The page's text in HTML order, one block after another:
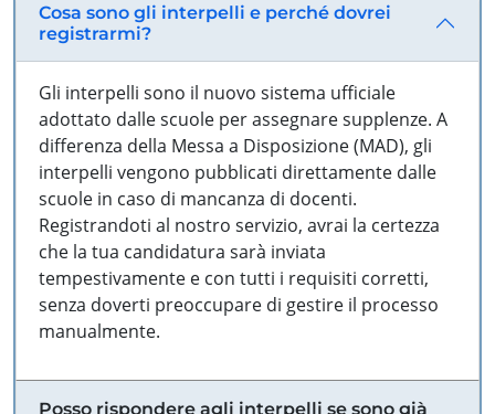
Cosa sono gli interpelli e perché dovrei
registrarmi?
Gli interpelli sono il nuovo sistema ufficiale
adottato dalle scuole per assegnare supplenze. A
differenza della Messa a Disposizione (MAD), gli
interpelli vengono pubblicati direttamente dalle
scuole in caso di mancanza di docenti.
Registrandoti al nostro servizio, avrai la certezza
che la tua candidatura sarà inviata
tempestivamente e con tutti i requisiti corretti,
senza doverti preoccupare di gestire il processo
manualmente.
Posso rispondere agli interpelli se sono già